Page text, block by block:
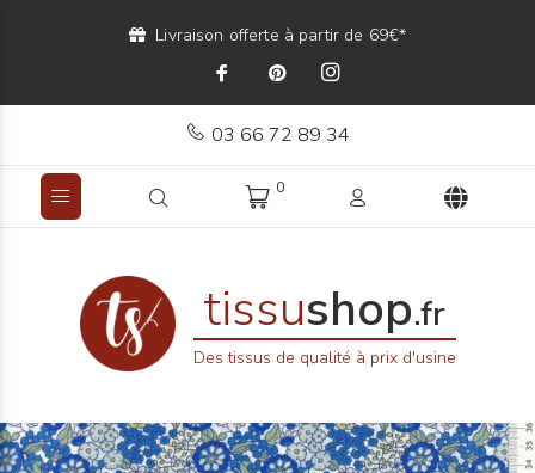
Livraison offerte à partir de 69€*
03 66 72 89 34
0
tissushop.fr
Des tissus de qualité à prix d'usine